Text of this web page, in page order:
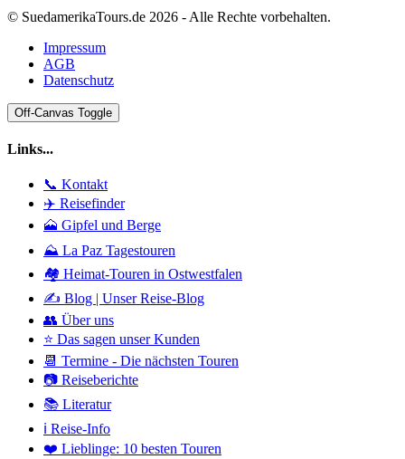
© SuedamerikaTours.de 2026 - Alle Rechte vorbehalten.
Impressum
AGB
Datenschutz
Off-Canvas Toggle
Links...
📞 Kontakt
✈️ Reisefinder
🗻 Gipfel und Berge
⛰️ La Paz Tagestouren
🏘️ Heimat-Touren in Ostwestfalen
✍️ Blog | Unser Reise-Blog
👥 Über uns
⭐ Das sagen unser Kunden
📆 Termine - Die nächsten Touren
📷 Reiseberichte
📚 Literatur
ℹ️ Reise-Info
❤️ Lieblinge: 10 besten Touren